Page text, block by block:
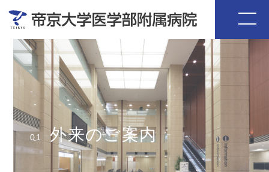
01 外来のご案内